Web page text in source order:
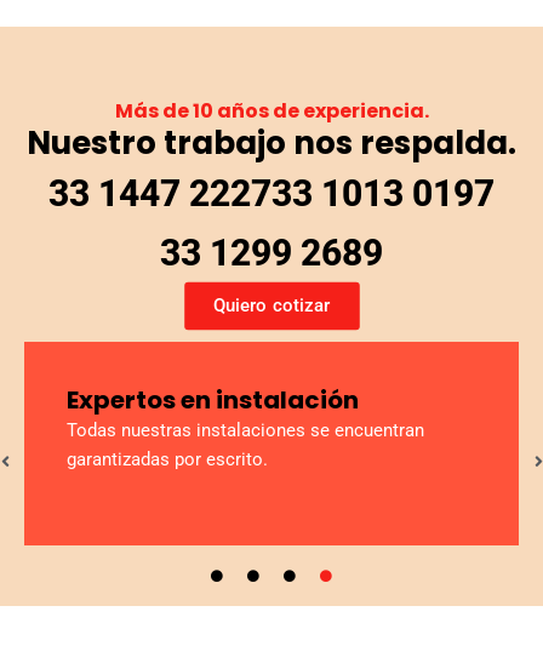
Más de 10 años de experiencia.
Nuestro trabajo nos respalda.
33 1447 222733 1013 0197
33 1299 2689
Quiero cotizar
Garantía de satisfacción
Compra con nosotros y te aseguramos una
experiencia única de satisfacción.